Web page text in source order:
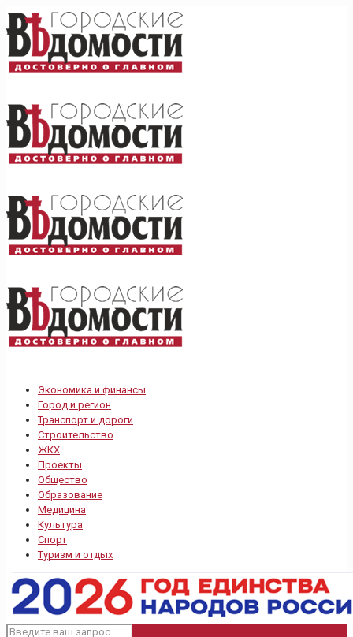
Экономика и финансы
Город и регион
Транспорт и дороги
Строительство
ЖКХ
Проекты
Общество
Образование
Медицина
Культура
Спорт
Туризм и отдых